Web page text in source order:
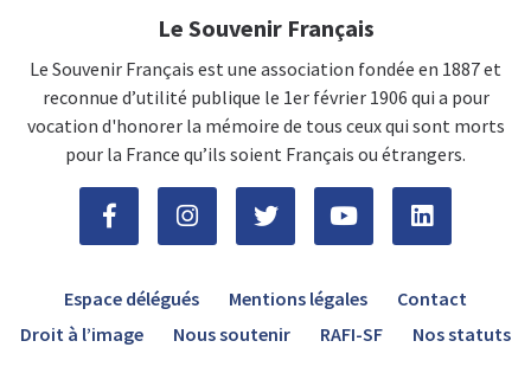
Le Souvenir Français
Le Souvenir Français est une association fondée en 1887 et
reconnue d’utilité publique le 1er février 1906 qui a pour
vocation d'honorer la mémoire de tous ceux qui sont morts
pour la France qu’ils soient Français ou étrangers.
Espace délégués Mentions légales
Contact
Droit à l’image
Nous soutenir RAFI-SF Nos statuts